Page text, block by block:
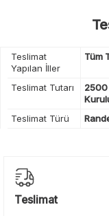
Teslimat
Yapılan İller
Tüm
Teslimat Tutarı
2500
Teslimat Türü
Teslimat